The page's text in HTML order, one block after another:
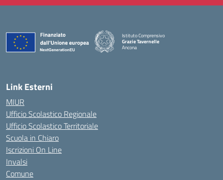
Istituto Comprensivo
Grazie Tavernelle
Ancona
Link Esterni
MIUR
Ufficio Scolastico Regionale
Ufficio Scolastico Territoriale
Scuola in Chiaro
Iscrizioni On Line
Invalsi
Comune